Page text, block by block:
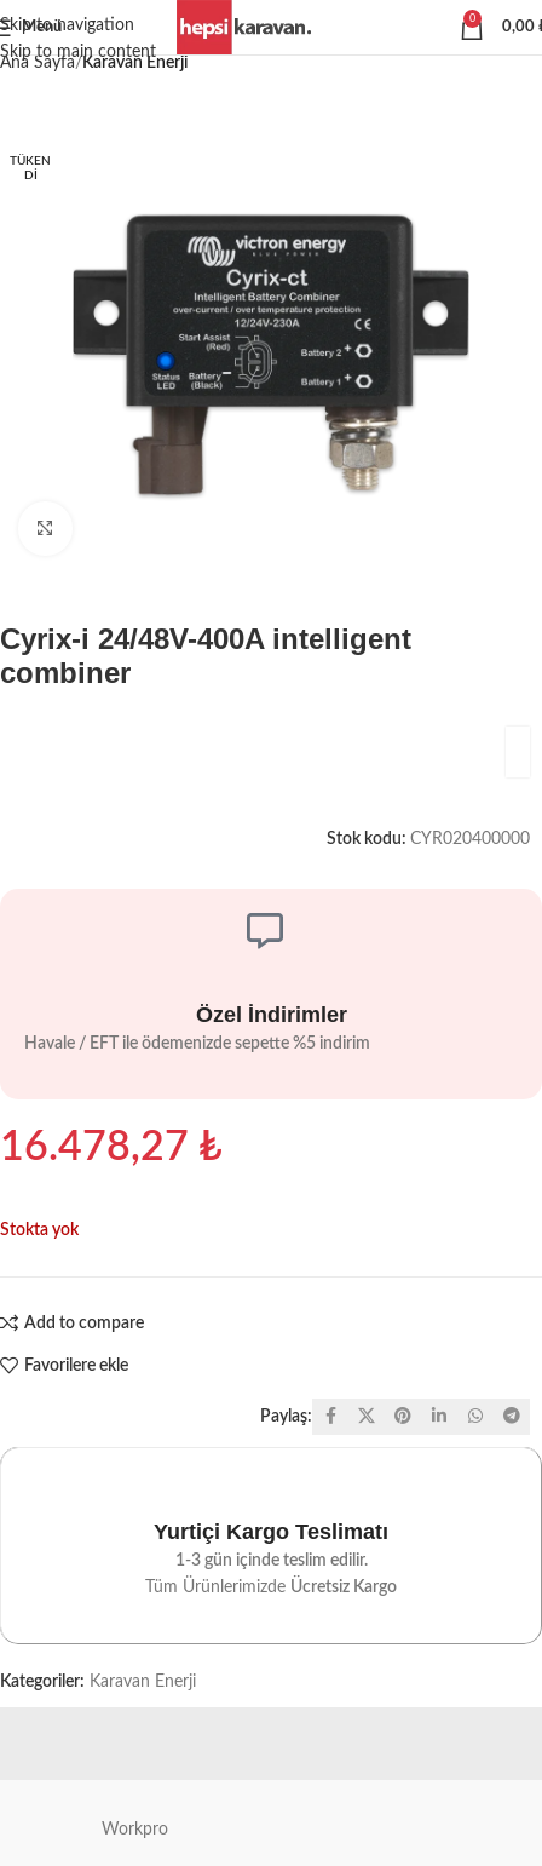
Skip to navigation
Skip to main content
Menü
0
0,00
Ana Sayfa Karavan Enerji
TÜKEN
DI
Cyrix-i 24/48V-400A intelligent
combiner
Stok kodu: CYR020400000
Özel İndirimler
Havale / EFT ile ödemenizde sepette %5 indirim
16.478,27 ₺
Stokta yok
Add to compare
Favorilere ekle
Paylaş:
Yurtiçi Kargo Teslimatı
1-3 gün içinde teslim edilir.
Tüm Ürünlerimizde Ücretsiz Kargo
Kategoriler: Karavan Enerji
Workpro